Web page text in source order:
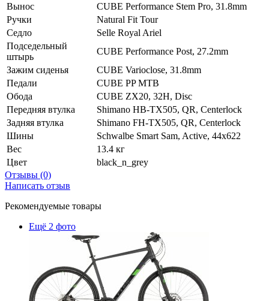
Вынос
CUBE Performance Stem Pro, 31.8mm
Ручки
Natural Fit Tour
Седло
Selle Royal Ariel
Подседельный
штырь
CUBE Performance Post, 27.2mm
Зажим сиденья
CUBE Varioclose, 31.8mm
Педали
CUBE PP MTB
Обода
CUBE ZX20, 32H, Disc
Передняя втулка
Shimano HB-TX505, QR, Centerlock
Задняя втулка
Shimano FH-TX505, QR, Centerlock
Шины
Schwalbe Smart Sam, Active, 44x622
Вес
13.4 кг
Цвет
black_n_grey
Отзывы (0)
Написать отзыв
Рекомендуемые товары
Ещё 2 фото